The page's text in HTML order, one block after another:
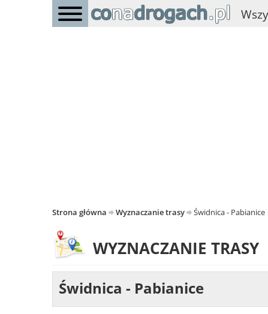
Strona główna Wyznaczanie trasy Świdnica - Pabianice
WYZNACZANIE TRASY
Świdnica - Pabianice